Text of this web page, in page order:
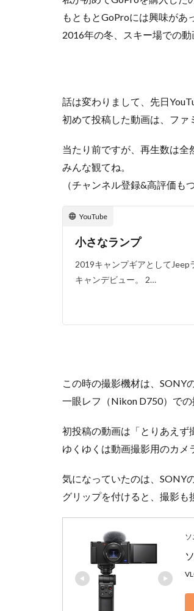
方
法
5
の
日
6
ま
と
もともとGoProには興味があ
2016年の冬、スキー場での
話は変わりまして、先日
初めて投稿した動画は、ファ
当たり前ですが、再生数は全
みんな観てね。
（チャンネル登録&高評価も
YouTube
小さなランプ
2019キャンプギアとしてJeep
キャンデビュー。 2…
この時の撮影機材は、SONY
一眼レフ（Nikon D750）で
初投稿の動画は「とりあえず
ゆくゆくは動画撮影用のカメ
気になっていたのは、SONY
グリップを付けると、撮影も
ソ